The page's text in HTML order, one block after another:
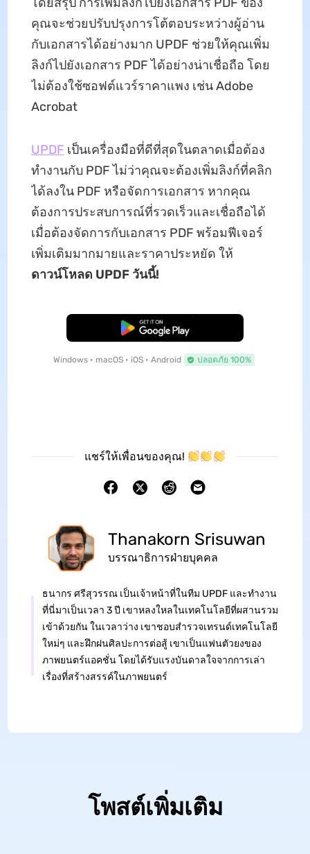
คุณจะช่วยปรับปรุงการโต้ตอบระหว่างผู้อ่าน
กับเอกสารได้อย่างมาก UPDF ช่วยให้คุณเพิ่ม
ลิงก์ไปยังเอกสาร PDF ได้อย่างน่าเชื่อถือ โดย
ไม่ต้องใช้ซอฟต์แวร์ราคาแพง เช่น Adobe
Acrobat
UPDF เป็นเครื่องมือที่ดีที่สุดในตลาดเมื่อต้อง
ทำงานกับ PDF ไม่ว่าคุณจะต้องเพิ่มลิงก์ที่คลิก
ได้ลงใน PDF หรือจัดการเอกสาร หากคุณ
ต้องการประสบการณ์ที่รวดเร็วและเชื่อถือได้
เมื่อต้องจัดการกับเอกสาร PDF พร้อมฟีเจอร์
เพิ่มเติมมากมายและราคาประหยัด ให้
ดาวน์โหลด UPDF วันนี้!
ดาวน์โหลดฟรี
Windows • macOS • iOS • Android ปลอดภัย 100%
แชร์ให้เพื่อนของคุณ!
Thanakorn Srisuwan
บรรณาธิการฝ่ายบุคคล
ธนากร ศรีสุวรรณ เป็นเจ้าหน้าที่ในทีม UPDF และทำงาน
ที่นี่มาเป็นเวลา 3 ปี เขาหลงใหลในเทคโนโลยีที่ผสานรวม
เข้าด้วยกัน ในเวลาว่าง เขาชอบสำรวจเทรนด์เทคโนโลยี
ใหม่ๆ และฝึกฝนศิลปะการต่อสู้ เขาเป็นแฟนตัวยงของ
ภาพยนตร์แอคชั่น โดยได้รับแรงบันดาลใจจากการเล่า
เรื่องที่สร้างสรรค์ในภาพยนตร์
โพสต์เพิ่มเติม